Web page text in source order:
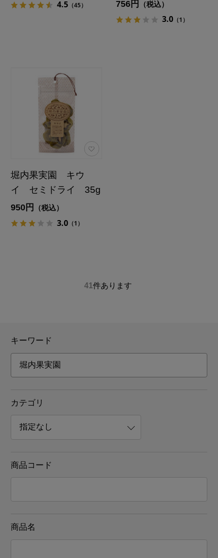
4.5 （45） 756円 （税込）
3.0 （1）
堀内果実園 キウ
イ セミドライ 35g
950円 （税込）
3.0 （1）
41件あります
キーワード
カテゴリ
商品コード
商品名